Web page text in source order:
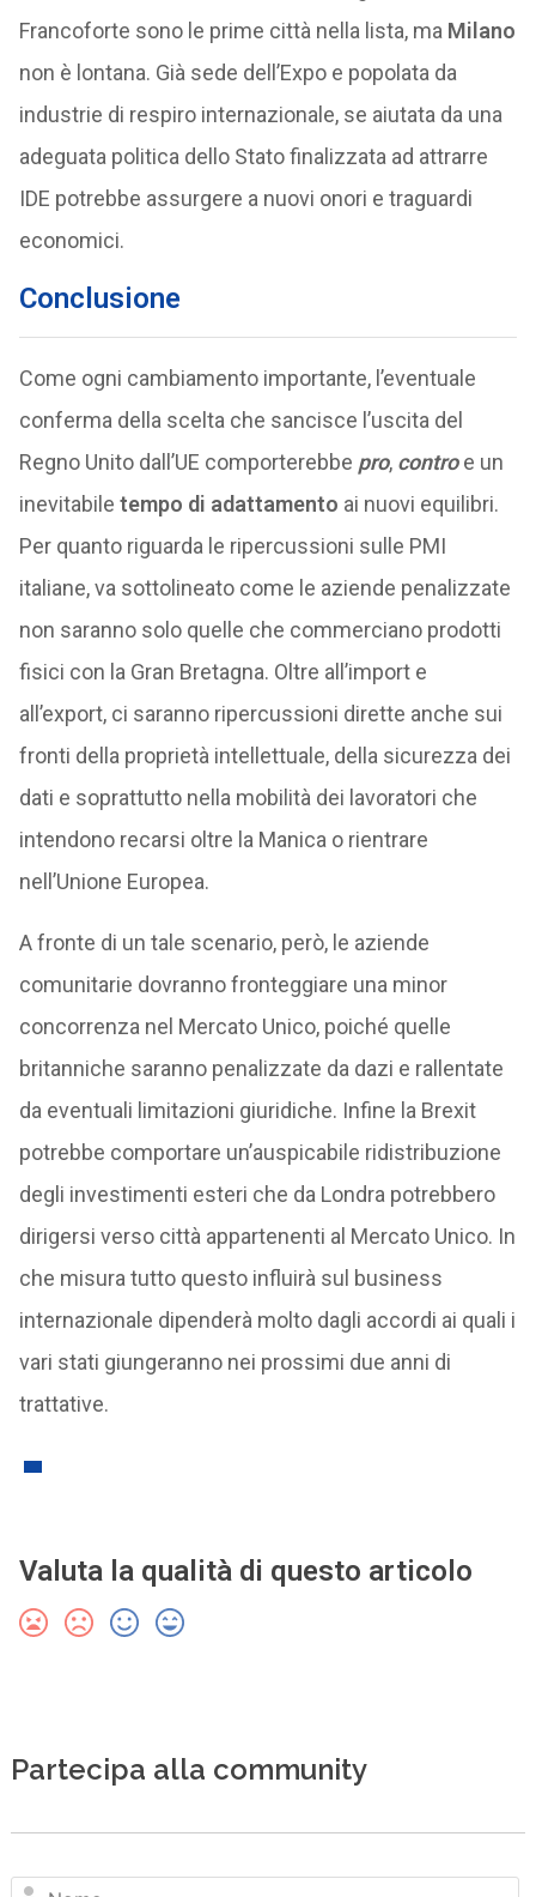
Francoforte sono le prime città nella lista, ma Milano
non è lontana. Già sede dell’Expo e popolata da
industrie di respiro internazionale, se aiutata da una
adeguata politica dello Stato finalizzata ad attrarre
IDE potrebbe assurgere a nuovi onori e traguardi
economici.
Conclusione
Come ogni cambiamento importante, l’eventuale
conferma della scelta che sancisce l’uscita del
Regno Unito dall’UE comporterebbe pro, controe un
inevitabile tempo di adattamento ai nuovi equilibri.
Per quanto riguarda le ripercussioni sulle PMI
italiane, va sottolineato come le aziende penalizzate
non saranno solo quelle che commerciano prodotti
fisici con la Gran Bretagna. Oltre all’import e
all’export, ci saranno ripercussioni dirette anche sui
fronti della proprietà intellettuale, della sicurezza dei
dati e soprattutto nella mobilità dei lavoratori che
intendono recarsi oltre la Manica o rientrare
nell’Unione Europea.
A fronte di un tale scenario, però, le aziende
comunitarie dovranno fronteggiare una minor
concorrenza nel Mercato Unico, poiché quelle
britanniche saranno penalizzate da dazi e rallentate
da eventuali limitazioni giuridiche. Infine la Brexit
potrebbe comportare un’auspicabile ridistribuzione
degli investimenti esteri che da Londra potrebbero
dirigersi verso città appartenenti al Mercato Unico. In
che misura tutto questo influirà sul business
internazionale dipenderà molto dagli accordi ai quali i
vari stati giungeranno nei prossimi due anni di
trattative.
Valuta la qualità di questo articolo
Partecipa alla community